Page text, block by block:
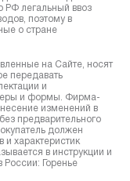
РФ легальный ввоз
поэтому в
о стране
на Сайте, носят
передавать
и
и формы. Фирма-
изменений в
предварительного
должен
и характеристик
в инструкции и
России: Горенье